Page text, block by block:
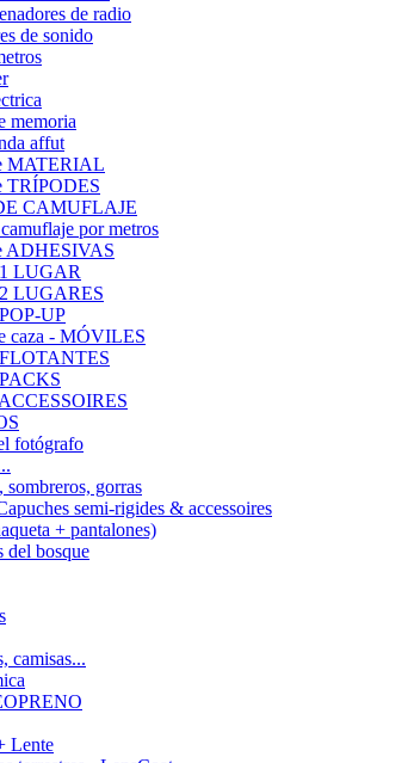
de radio
de sonido
memoria
affut
MATERIAL
TRÍPODES
CAMUFLAJE
por metros
ADHESIVAS
LUGAR
LUGARES
UP
caza - MÓVILES
fotógrafo
sombreros, gorras
semi-rigides & accessoires
+ pantalones)
del bosque
camisas...
Lente